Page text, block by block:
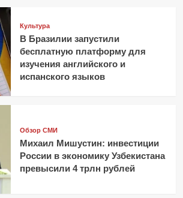
Культура
В Бразилии запустили
бесплатную платформу для
изучения английского и
испанского языков
Обзор СМИ
Михаил Мишустин: инвестиции
России в экономику Узбекистана
превысили 4 трлн рублей